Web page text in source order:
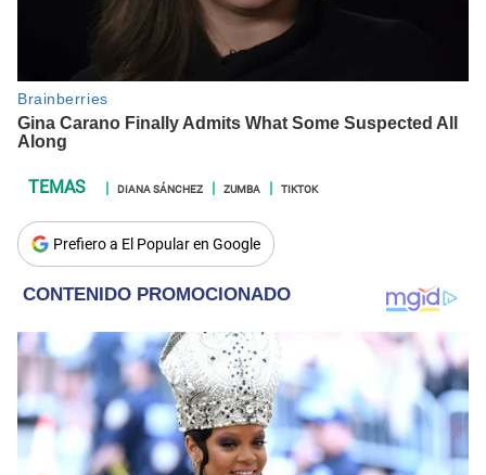
DIANA SÁNCHEZ ZUMBA TIKTOK
Prefiero a El Popular en Google